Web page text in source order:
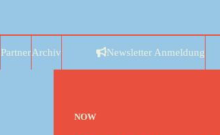
PartnerArchiv Newsletter Anmeldung
NOW